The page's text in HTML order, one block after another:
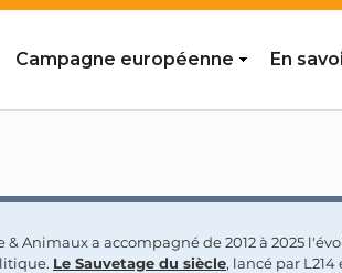
Campagne européenne En
Animaux a accompagné de 2012 à 2025
Le Sauvetage du siècle, lancé par L214